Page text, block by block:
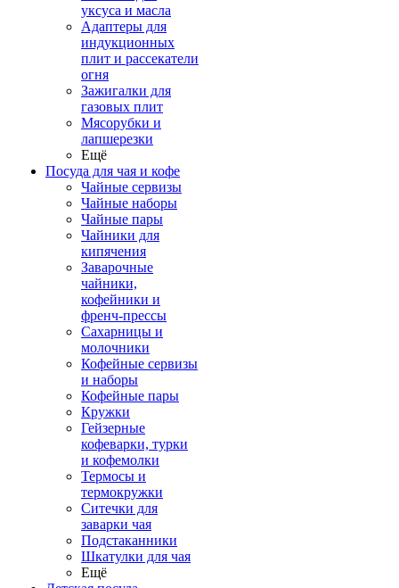
уксуса и масла
Адаптеры для
индукционных
плит и рассекатели
огня
Зажигалки для
газовых плит
Мясорубки и
лапшерезки
Ещё
Посуда для чая и кофе
Чайные сервизы
Чайные наборы
Чайные пары
Чайники для
кипячения
Заварочные
чайники,
кофейники и
френч-прессы
Сахарницы и
молочники
Кофейные сервизы
и наборы
Кофейные пары
Кружки
Гейзерные
кофеварки, турки
и кофемолки
Термосы и
термокружки
Ситечки для
заварки чая
Подстаканники
Шкатулки для чая
Ещё